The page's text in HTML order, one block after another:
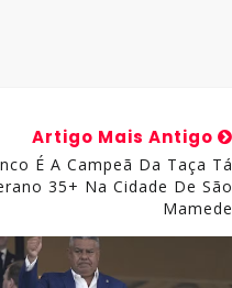
Artigo Mais Antigo
É A Campeã Da Taça Tá
35+ Na Cidade De São
Mamede